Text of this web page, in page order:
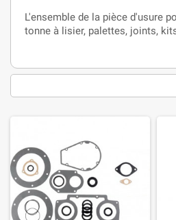
L'ensemble de la pièce d'usure
tonne à lisier, palettes, joints,